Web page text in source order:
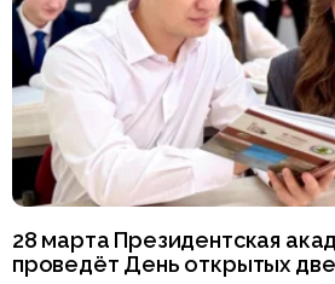
28 марта Президентская
проведёт День открытых